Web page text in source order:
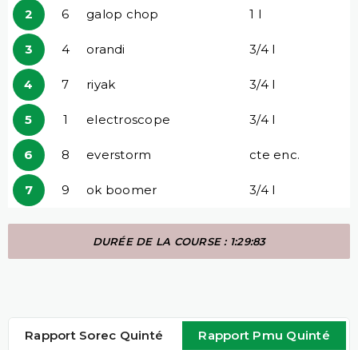
2 6 galop chop 1 l
3 4 orandi 3/4 l
4 7 riyak 3/4 l
5 1 electroscope 3/4 l
6 8 everstorm cte enc.
7 9 ok boomer 3/4 l
DURÉE DE LA COURSE : 1:29:83
Rapport Sorec Quinté Rapport Pmu Quinté